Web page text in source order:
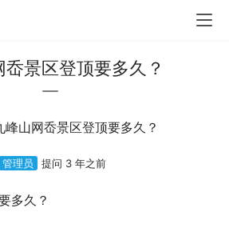
岙景区登顶要多久？
峰山网岙景区登顶要多久？
管理员 提问 3 年之前
多久？